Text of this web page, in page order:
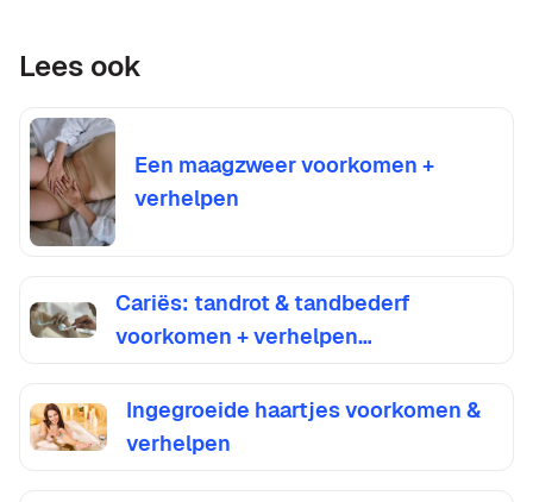
Lees ook
Een maagzweer voorkomen +
verhelpen
Cariës: tandrot & tandbederf
voorkomen + verhelpen…
Ingegroeide haartjes voorkomen &
verhelpen